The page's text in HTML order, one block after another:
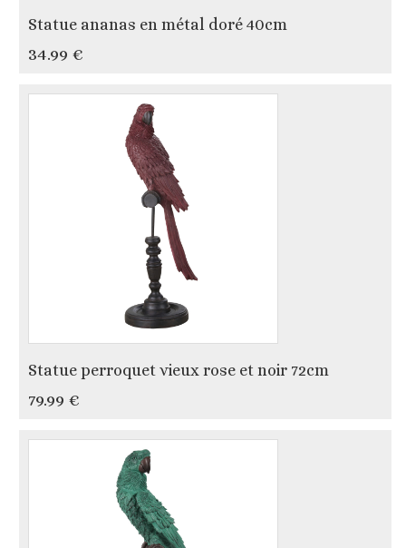
Statue ananas en métal doré 40cm
34.99 €
Statue perroquet vieux rose et noir 72cm
79.99 €